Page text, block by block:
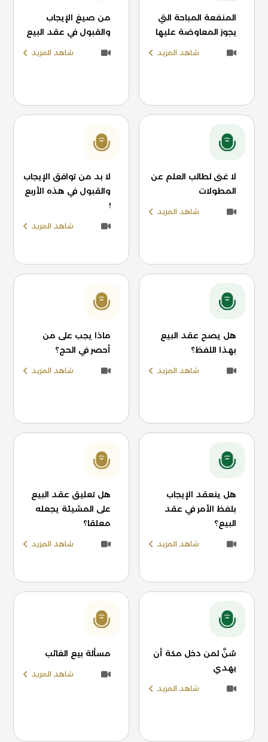
المنفعة المباحة التي
يجوز المعاوضة عليها
شاهد المزيد
من صيغ الإيجاب
والقبول في عقد البيع
شاهد المزيد
لا غنى لطالب العلم عن
المطولات
شاهد المزيد
لا بد من توافق الإيجاب
والقبول في هذه الأربع
!
شاهد المزيد
هل يصح عقد البيع
بهذا اللفظ؟
شاهد المزيد
ماذا يجب على من
أحصر في الحج؟
شاهد المزيد
هل ينعقد الإيجاب
بلفظ الأمر في عقد
البيع؟
شاهد المزيد
هل تعليق عقد البيع
على المشيئة يجعله
معلقا؟
شاهد المزيد
سُنَّ لمن دخل مكة أن
يهدي
شاهد المزيد
مسألة بيع الغائب
شاهد المزيد